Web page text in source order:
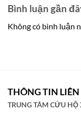
Bình luận gần
Không có bình luận
THÔNG TIN
TRUNG TÂM CỨU HỘ